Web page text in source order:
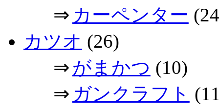
⇒ カーペンター
カツオ (26)
⇒ がまかつ (10)
⇒ ガンクラフト